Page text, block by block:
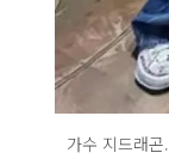
가수 지드래